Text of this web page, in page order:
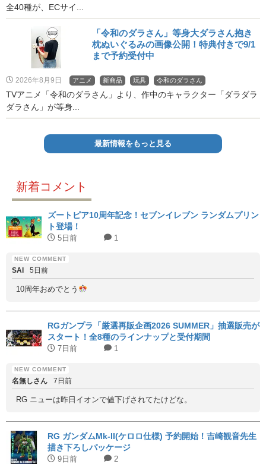
全40種が、ECサイ...
「令和のダラさん」等身大ダラさん抱き
枕ぬいぐるみの画像公開！特典付きで9/1
まで予約受付中
2026年8月9日 アニメ 新商品 玩具 令和のダラさん
TVアニメ「令和のダラさん」より、作中のキャラクター「ダラダラ
ダラさん」が等身...
最新情報をもっと見る
新着コメント
ズートピア10周年記念！セブンイレブン ランダムプリン
ト登場！
5日前 1
SAI 5日前
10周年おめでとう
RGガンプラ「厳選再販企画2026 SUMMER」抽選販売が
スタート！全8種のラインナップと受付期間
7日前 1
名無しさん 7日前
RG ニューは昨日イオンで値下げされてたけどな。
RG ガンダムMk-II(ケロロ仕様) 予約開始！吉崎観音先生
描き下ろしパッケージ
9日前 2